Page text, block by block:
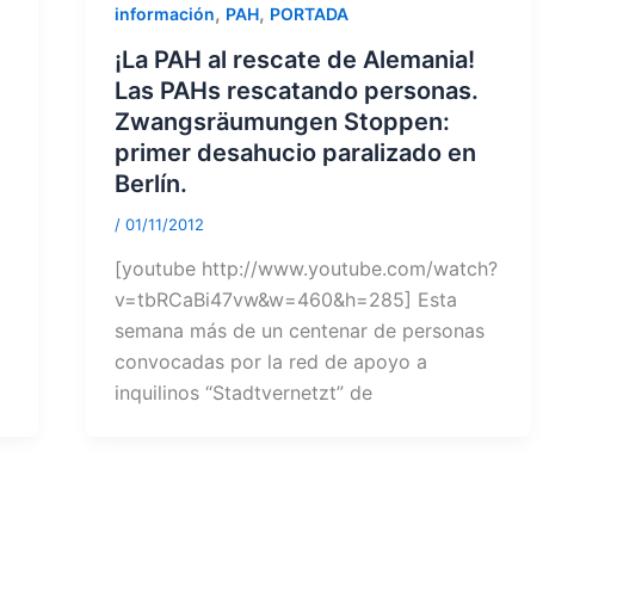
información, PAH, PORTADA
¡La PAH al rescate de Alemania!
Las PAHs rescatando personas.
Zwangsräumungen Stoppen:
primer desahucio paralizado en
Berlín.
/ 01/11/2012
[youtube http://www.youtube.com/watch?
v=tbRCaBi47vw&w=460&h=285] Esta
semana más de un centenar de personas
convocadas por la red de apoyo a
inquilinos “Stadtvernetzt” de